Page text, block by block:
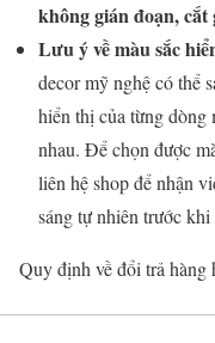
không gián đoạn, cắt
Lưu ý về màu sắc
decor mỹ nghệ có thể
hiển thị của từng dòng
nhau. Để chọn được
liên hệ shop để nhận
sáng tự nhiên trước
Quy định về đổi trả